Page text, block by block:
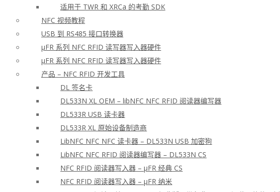
适用于 TWR 和 XRCa 的考勤 SDK
NFC 视频教程
USB 到 RS485 接口转换器
μFR 系列 NFC RFID 读写器写入器硬件
μFR 系列 NFC RFID 读写器写入器硬件
产品 – NFC RFID 开发工具
DL 签名卡
DL533N XL OEM – libNFC NFC RFID 阅读器编写器
DL533R USB 读卡器
DL533R XL 原始设备制造商
LibNFC NFC NFC 读卡器 – DL533N USB 加密狗
LibNFC NFC RFID 阅读器编写器 – DL533N CS
NFC RFID 阅读器写入器 – μFR 经典 CS
NFC RFID 阅读器写入器 – μFR 纳米